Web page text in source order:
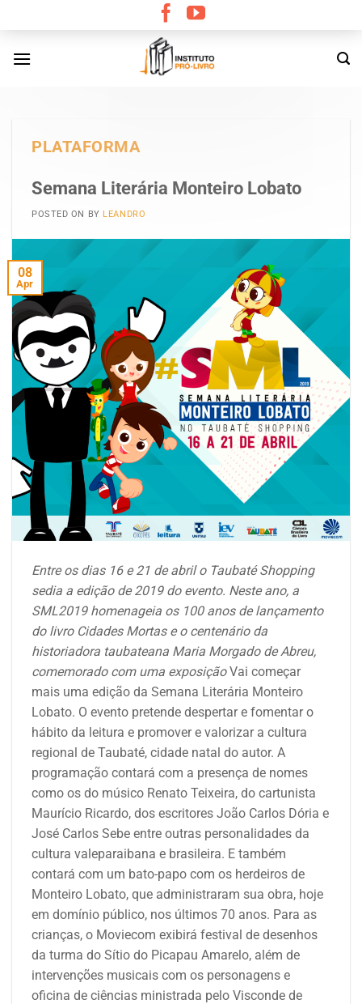
content
PLATAFORMA
Semana Literária Monteiro Lobato
POSTED ON BY LEANDRO
08
Apr
Entre os dias 16 e 21 de abril o Taubaté Shopping
sedia a edição de 2019 do evento. Neste ano, a
SML2019homenageia os 100 anos de lançamento
do livro Cidades Mortas e o centenário da
historiadora taubateana Maria Morgado de Abreu,
comemorado com uma exposição Vai começar
mais uma edição da Semana Literária Monteiro
Lobato. O evento pretende despertar e fomentar o
hábito da leitura e promover e valorizar a cultura
regional de Taubaté, cidade natal do autor. A
programação contará com a presença de nomes
como os do músico Renato Teixeira, do cartunista
Maurício Ricardo, dos escritores João Carlos Dória e
José Carlos Sebe entre outras personalidades da
cultura valeparaibana e brasileira. E também
contará com um bato-papo com os herdeiros de
Monteiro Lobato, que administraram sua obra, hoje
em domínio público, nos últimos 70 anos. Para as
crianças, o Moviecom exibirá festival de desenhos
da turma do Sítio do Picapau Amarelo, além de
intervenções musicais com os personagens e
oficina de ciências ministrada pelo Visconde de